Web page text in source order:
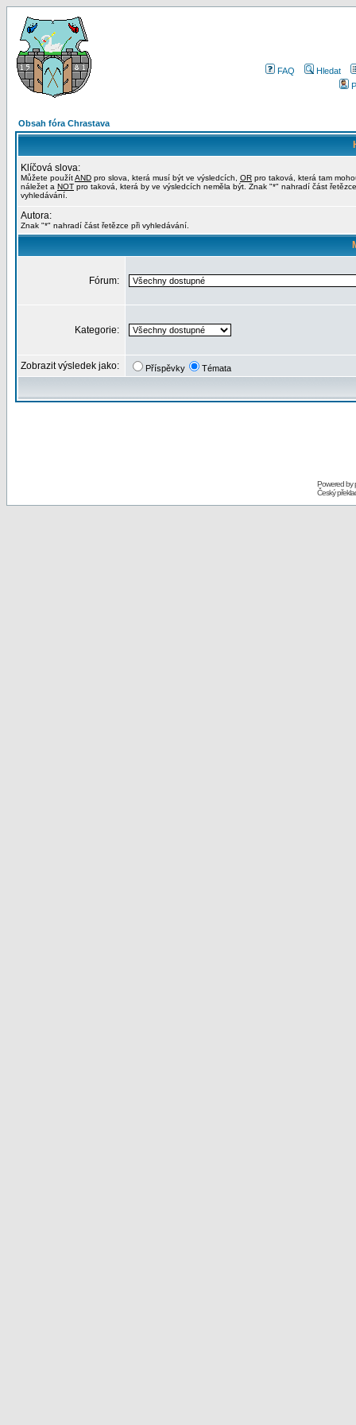
FAQ
Hledat
Obsah fóra Chrastava
Klíčová slova:
Můžete použítAND pro slova, která musí být ve výsledcích, OR pro taková, která tam
náležet a NOT pro taková, která by ve výsledcích neměla být. Znak "*" nahradí část
vyhledávání.
Autora:
Znak "*" nahradí část řetězce při vyhledávání.
Fórum:
Kategorie:
Zobrazit výsledek jako: Příspěvky Témata
Powered by
Český